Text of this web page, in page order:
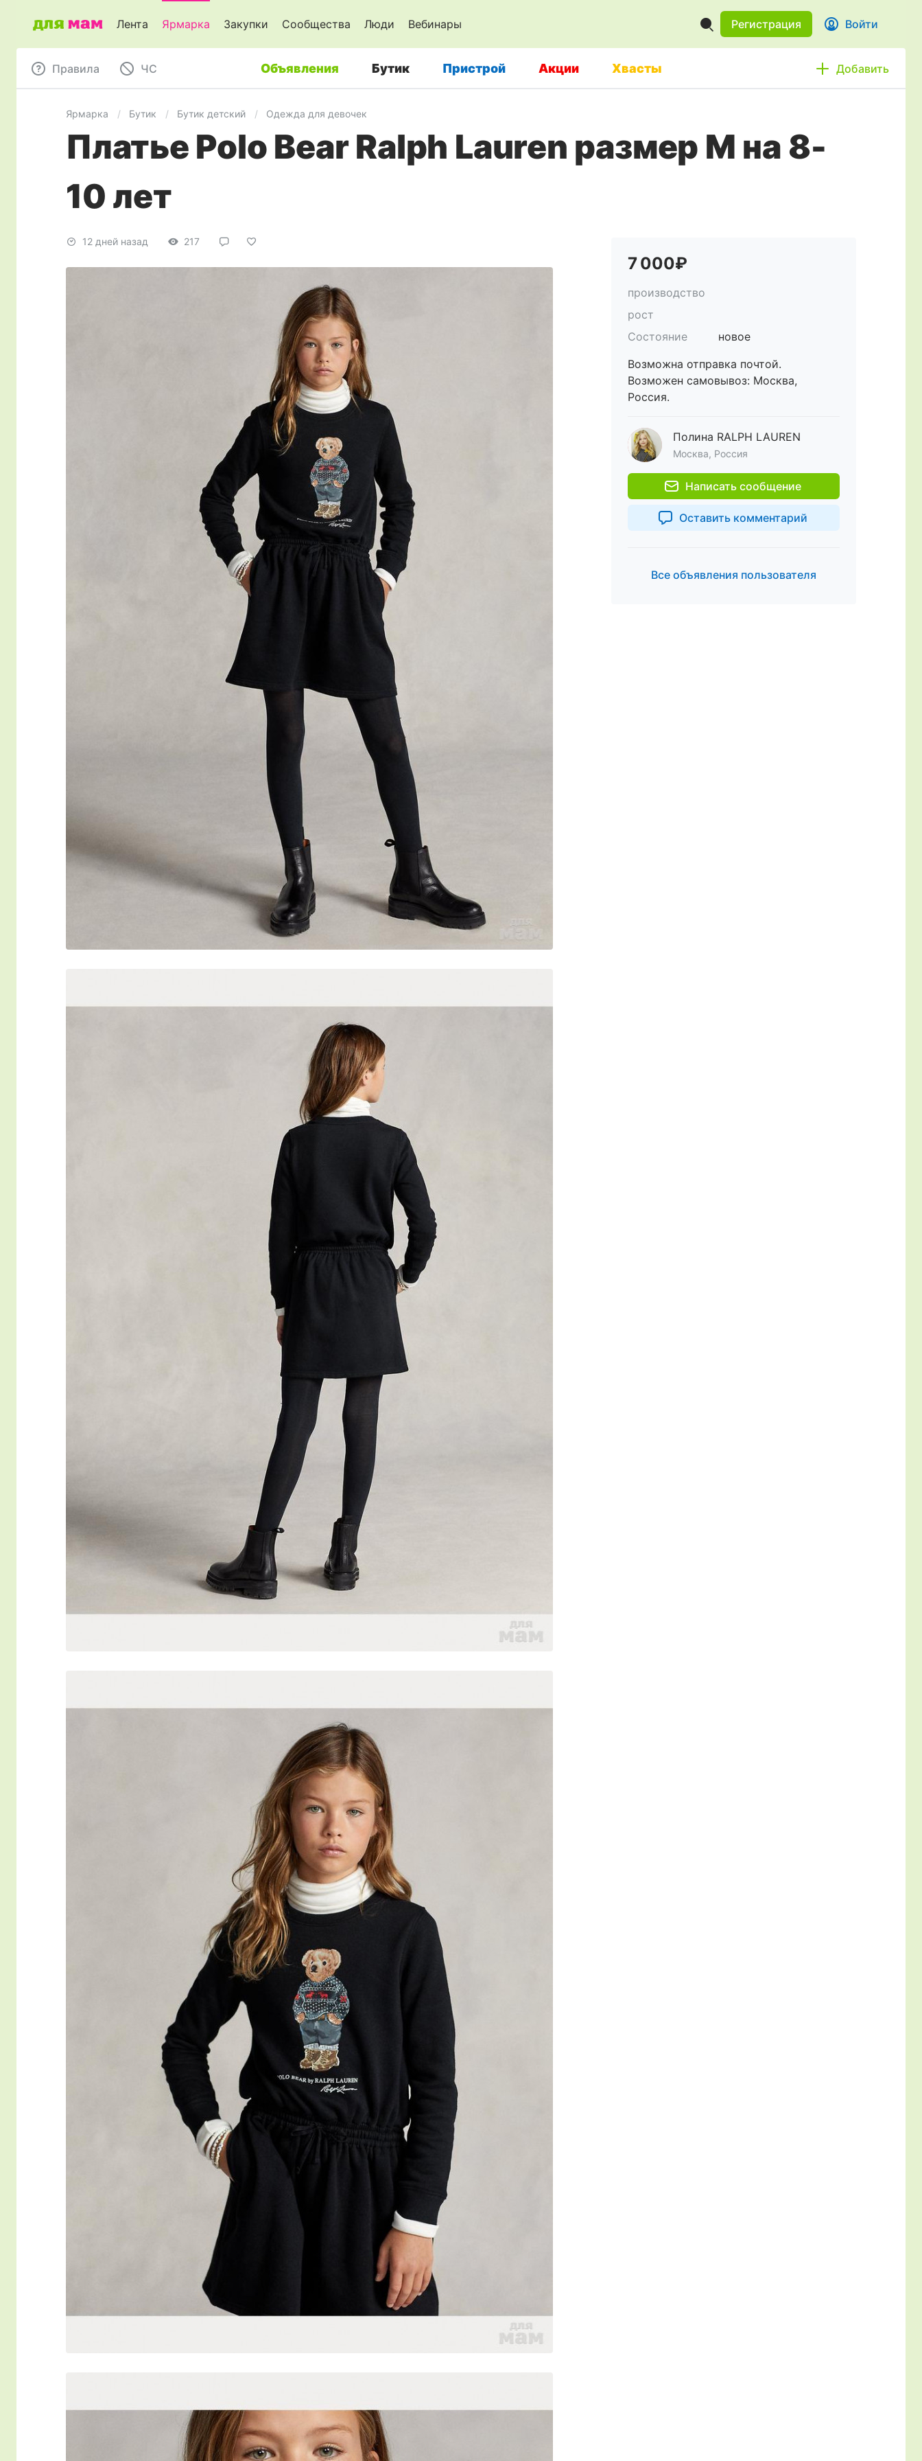
Лента Ярмарка Закупки Сообщества Люди Вебинары Регистрация Войти
Правила ЧC Добавить
Объявления Бутик Пристрой Акции Хвасты
Ярмарка Бутик Бутик детский Одежда для девочек
Платье Polo Bear Ralph Lauren размер М на 8-
10 лет
12 дней назад 217
7 000₽
производство
рост
Состояние
новое
Возможна отправка почтой.
Возможен самовывоз: Москва,
Россия.
Полина RALPH LAUREN
Москва, Россия
Написать сообщение
Оставить комментарий
Все объявления пользователя